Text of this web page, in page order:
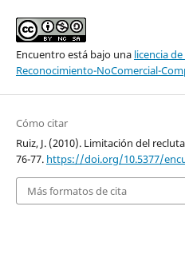
Encuentro está bajo una licencia
Reconocimiento-NoComercial-
Cómo citar
Ruiz, J. (2010). Limitación del
76-77. https://doi.org/10.5377/
Más formatos de cita